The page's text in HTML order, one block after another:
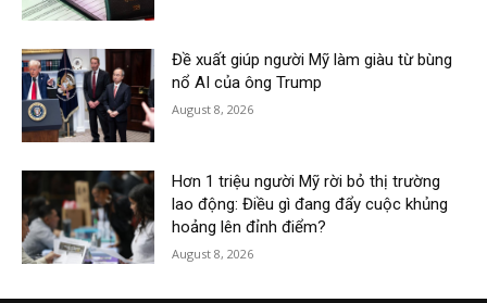
Đề xuất giúp người Mỹ làm giàu từ bùng
nổ AI của ông Trump
August 8, 2026
Hơn 1 triệu người Mỹ rời bỏ thị trường
lao động: Điều gì đang đẩy cuộc khủng
hoảng lên đỉnh điểm?
August 8, 2026